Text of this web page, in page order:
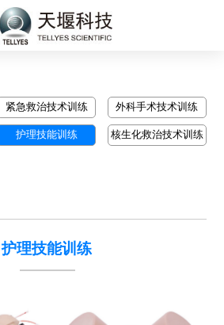
紧急救治技术训练 外科手术技术训练
护理技能训练 核生化救治技术训练
护理技能训练